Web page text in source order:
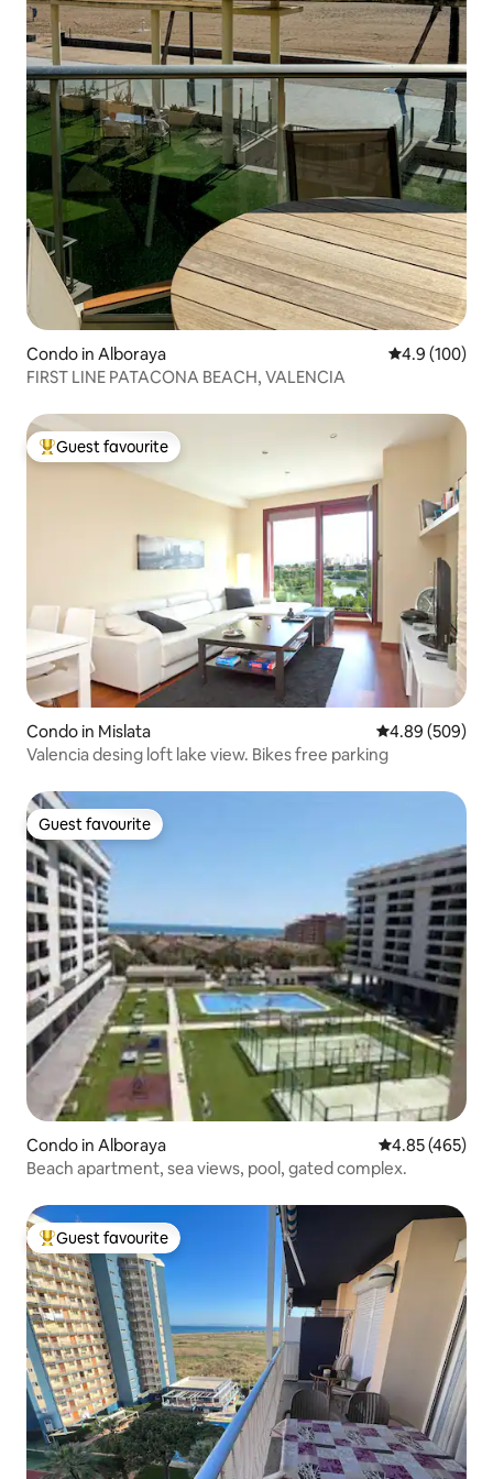
Condo in Alboraya 4.9 out of 5
4.9 (100)
FIRST LINE PATACONA BEACH, VALENCIA
Top guest favourite
Guest favourite
Condo in Mislata 4.89 out of 5
4.89 (509)
Valencia desing loft lake view. Bikes free parking
Guest favourite
Guest favourite
Condo in Alboraya 4.85 out of 5
4.85 (465)
Beach apartment, sea views, pool, gated complex.
Top guest favourite
Guest favourite